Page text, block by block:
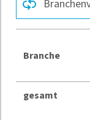
Branche
gesamt